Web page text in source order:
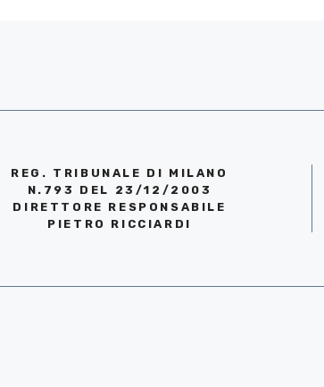
REG. TRIBUNALE DI MILANO
N.793 DEL 23/12/2003
DIRETTORE RESPONSABILE
PIETRO RICCIARDI